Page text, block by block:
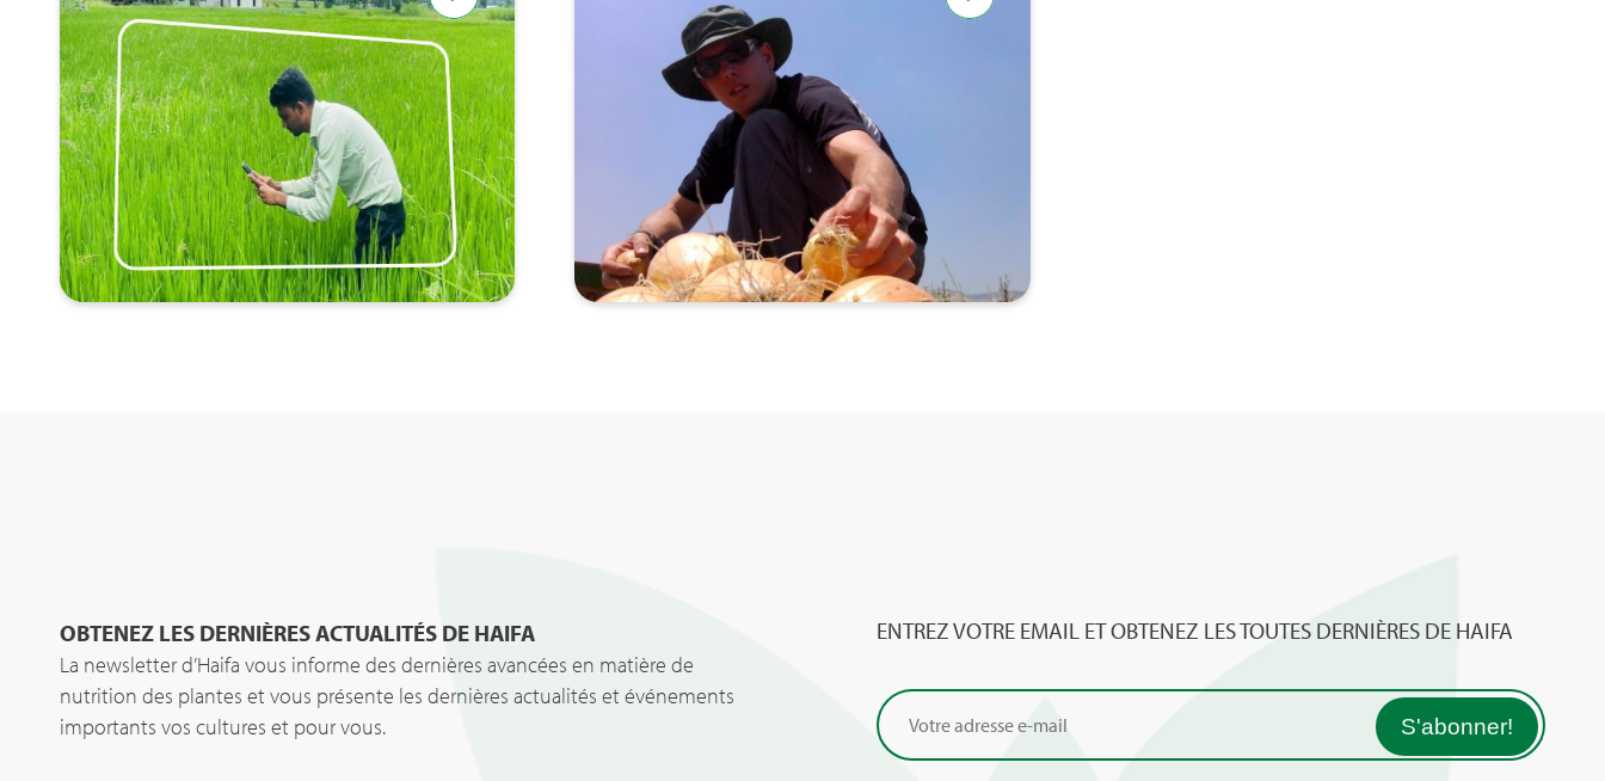
OBTENEZ LES DERNIÈRES ACTUALITÉS DE HAIFA
La newsletter d’Haifa vous informe des dernières avancées en matière de
nutrition des plantes et vous présente les dernières actualités et événements
importants vos cultures et pour vous.
ENTREZ VOTRE EMAIL ET OBTENEZ LES TOUTES DERNIÈRES DE HAIFA